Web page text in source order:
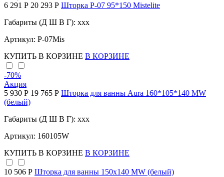
6 291 Р 20 293 Р Шторка P-07 95*150 Mistelite
Габариты (Д Ш В Г): xxx
Артикул: Р-07Mis
КУПИТЬ В КОРЗИНЕ В КОРЗИНЕ
-70%
Акция
5 930 Р 19 765 Р Шторка для ванны Aura 160*105*140 MW
(белый)
Габариты (Д Ш В Г): xxx
Артикул: 160105W
КУПИТЬ В КОРЗИНЕ В КОРЗИНЕ
10 506 Р Шторка для ванны 150х140 МW (белый)